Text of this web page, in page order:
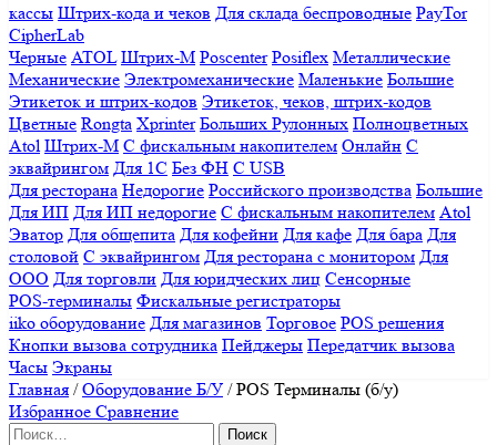
кассы Штрих-кода и чеков Для склада беспроводные PayTor
CipherLab
Черные ATOL Штрих-М Poscenter Posiflex Металлические
Механические Электромеханические Маленькие Большие
Этикеток и штрих-кодов Этикеток, чеков, штрих-кодов
Цветные Rongta Xprinter Больших Рулонных Полноцветных
Atol Штрих-М С фискальным накопителем Онлайн С
эквайрингом Для 1С Без ФН С USB
Для ресторана Недорогие Российского производства Большие
Для ИП Для ИП недорогие С фискальным накопителем Atol
Эватор Для общепита Для кофейни Для кафе Для бара Для
столовой С эквайрингом Для ресторана с монитором Для
ООО Для торговли Для юридческих лиц Сенсорные
POS-терминалы Фискальные регистраторы
iiko оборудование Для магазинов Торговое POS решения
Кнопки вызова сотрудника Пейджеры Передатчик вызова
Часы Экраны
Главная /Оборудование Б/У /POS Терминалы (б/у)
Избранное Сравнение
Найти: